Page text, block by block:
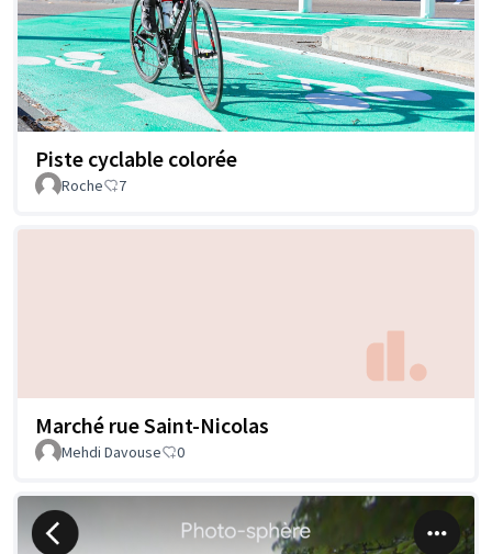
Piste cyclable colorée
Roche 7
Marché rue Saint-Nicolas
Mehdi Davouse 0